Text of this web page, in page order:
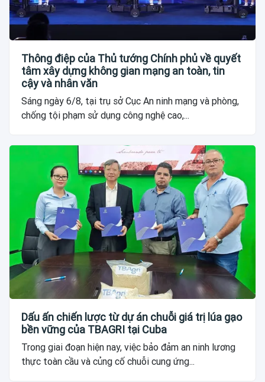
Thông điệp của Thủ tướng Chính phủ về quyết
tâm xây dựng không gian mạng an toàn, tin
cậy và nhân văn
Sáng ngày 6/8, tại trụ sở Cục An ninh mạng và phòng,
chống tội phạm sử dụng công nghệ cao,...
Dấu ấn chiến lược từ dự án chuỗi giá trị lúa gạo
bền vững của TBAGRI tại Cuba
Trong giai đoạn hiện nay, việc bảo đảm an ninh lương
thực toàn cầu và củng cố chuỗi cung ứng...